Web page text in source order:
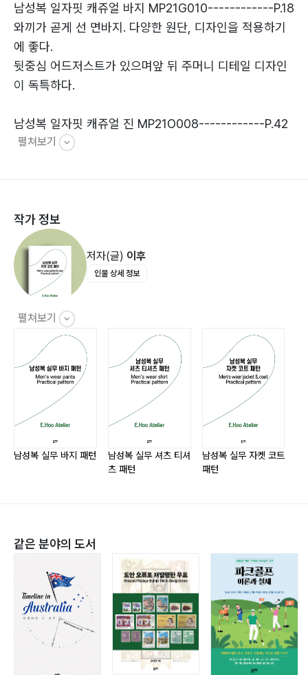
손으로 패턴을 떠보는 것뿐만 아니라, 직접 만들어 보고,
만든 옷을 스스로 점검해 보며 익히시고, 활용해 주시면
좋겠습니다. 학습적으로도 도움이 되고, 실무적으로도 도
움이 되길 바랍니다.
자료들을 블로그와 유튜브, 인스타그램 등에 올려 놓고 있
으니 참고해 주시면 더욱 좋겠습니다.
남성복 일자핏 캐쥬얼 바지 MP21G010------------P.18
와끼가 곧게 선 면바지. 다양한 원단, 디자인을 적용하기
에 좋다.
뒷중심 어드저스트가 있으며앞 뒤 주머니 디테일 디자인
이 독특하다.
남성복 일자핏 캐쥬얼 진 MP21O008------------P.42
일자핏의 캐쥬얼 진 실루엣으로 일반 면, 데님 등의 다양
남성복 무릎 주름 고딕 진 MP21B004------------P.60
O자 형태의 바지. 핏하게 입는 것이 좋으며, 착장 시 무릎
주위에 주름이 잡힌다.
앞중심 디테일이 지퍼가 아닌 버튼플라이로 디자인되어
있다.
남성복 카고 조거 팬츠 MP21U005------------P.88
옆에 패치 포켓이 달린 카고 팬츠.
허리와 밑단이 밴딩 처리되어 입기에 편하고 실루엣이 좋
남성복 캐쥬얼 밴딩 팬츠 MP21U007------------P.107
데님 팬츠
남성복 와이드핏 테이퍼드 진 MP21U006------------
P.121
적당히 여유가 있는 와이드 핏에 밑단으로 갈수록 좁아지
는 테이퍼드 실루엣의 청바지.
펼쳐보기
작가 정보
저자(글) 이후
인물 상세 정보
펼쳐보기
남성복 실무 바지 패턴
남성복 실무 셔츠 티셔
츠 패턴
남성복 실무 자켓 코트
패턴
같은 분야의 도서